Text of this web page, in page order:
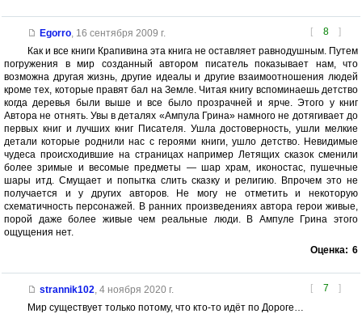
[ 8 ]
Egorro, 16 сентября 2009 г.
Как и все книги Крапивина эта книга не оставляет равнодушным. Путем
погружения в мир созданный автором писатель показывает нам, что
возможна другая жизнь, другие идеалы и другие взаимоотношения людей
кроме тех, которые правят бал на Земле. Читая книгу вспоминаешь детство
когда деревья были выше и все было прозрачней и ярче. Этого у книг
Автора не отнять. Увы в деталях «Ампула Грина» намного не дотягивает до
первых книг и лучших книг Писателя. Ушла достоверность, ушли мелкие
детали которые роднили нас с героями книги, ушло детство. Невидимые
чудеса происходившие на страницах например Летящих сказок сменили
более зримые и весомые предметы — шар храм, иконостас, пушечные
шары итд. Смущает и попытка слить сказку и религию. Впрочем это не
получается и у других авторов. Не могу не отметить и некоторую
схематичность персонажей. В ранних произведениях автора герои живые,
порой даже более живые чем реальные люди. В Ампуле Грина этого
ощущения нет.
Оценка: 6
[ 7 ]
strannik102 4 ноября 2020 г.
Мир существует только потому, что кто-то идёт по Дороге…